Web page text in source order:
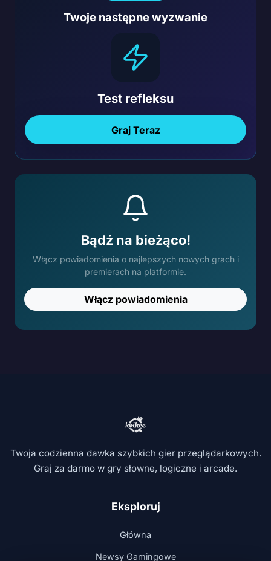
Twoje następne wyzwanie
Test refleksu
Graj Teraz
Bądź na bieżąco!
Włącz powiadomienia o najlepszych nowych grach i
premierach na platformie.
Włącz powiadomienia
Twoja codzienna dawka szybkich gier przeglądarkowych.
Graj za darmo w gry słowne, logiczne i arcade.
Eksploruj
Główna
Newsy Gamingowe